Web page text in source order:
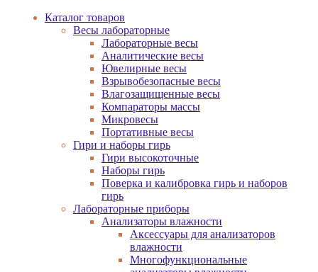
Каталог товаров
Весы лабораторные
Лабораторные весы
Аналитические весы
Ювелирные весы
Взрывобезопасные весы
Влагозащищенные весы
Компараторы массы
Микровесы
Портативные весы
Гири и наборы гирь
Гири высокоточные
Наборы гирь
Поверка и калибровка гирь и наборов
гирь
Лабораторные приборы
Анализаторы влажности
Аксессуары для анализаторов
влажности
Многофункциональные